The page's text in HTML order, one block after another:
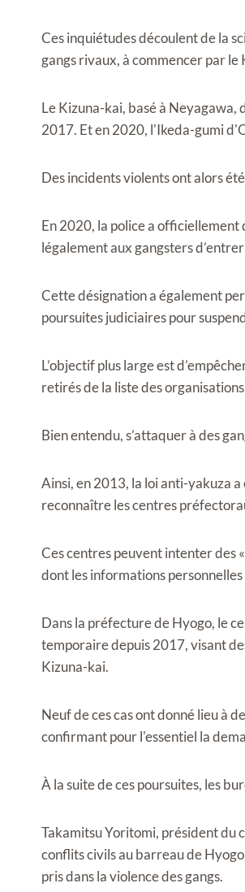
Ces inquiétudes découlent de la
gangs rivaux, à commencer par
Le Kizuna-kai, basé à Neyagawa,
2017. Et en 2020, l'Ikeda-gumi
Des incidents violents ont alors
En 2020, la police a
légalement aux gangsters
Cette désignation a également
poursuites judiciaires pour
L’objectif plus large est
retirés de la liste des
Bien entendu, s’attaquer à des
Ainsi, en 2013, la loi anti-yakuza
reconnaître les centres
Ces centres peuvent intenter des
dont les informations
Dans la préfecture de Hyogo, le
temporaire depuis 2017, visant
Kizuna-kai.
Neuf de ces cas ont donné lieu à
confirmant pour l'essentiel la
À la suite de ces poursuites, les
Takamitsu Yoritomi, président du
conflits civils au barreau de
pris dans la violence des gangs.